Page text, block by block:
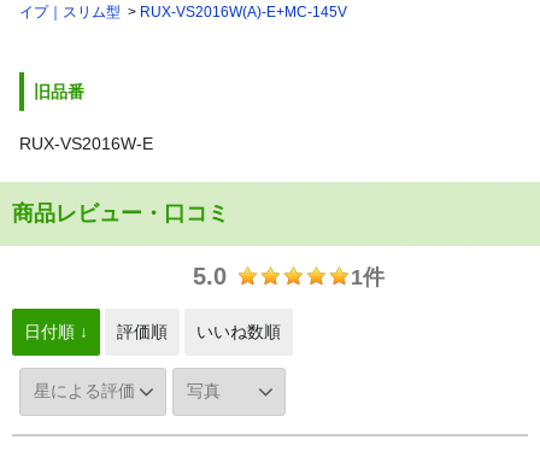
イプ｜スリム型
RUX-VS2016W(A)-E+MC-145V
旧品番
RUX-VS2016W-E
商品レビュー・口コミ
5.0 1件
日付順 ↓ 評価順 いいね数順